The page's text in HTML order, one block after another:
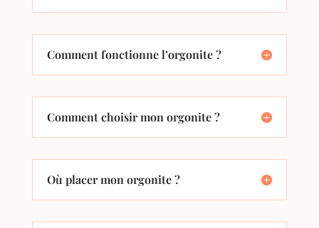
Comment fonctionne l’orgonite ?
Comment choisir mon orgonite ?
Où placer mon orgonite ?